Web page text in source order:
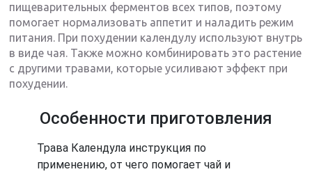
пищеварительных ферментов всех типов, поэтому
помогает нормализовать аппетит и наладить режим
питания. При похудении календулу используют внутрь
в виде чая. Также можно комбинировать это растение
с другими травами, которые усиливают эффект при
похудении.
Особенности приготовления
Трава Календула инструкция по
применению, от чего помогает чай и